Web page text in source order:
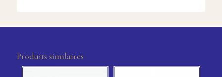
Produits similaires